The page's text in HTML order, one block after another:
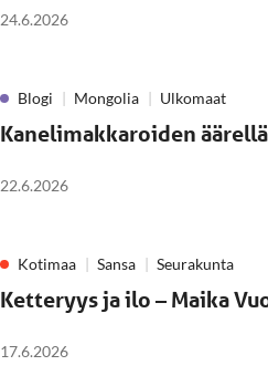
24.6.2026
Blogi Mongolia Ulkomaat
Kanelimakkaroiden
22.6.2026
Kotimaa Sansa Seurakunta
Ketteryys ja ilo – Maika
17.6.2026